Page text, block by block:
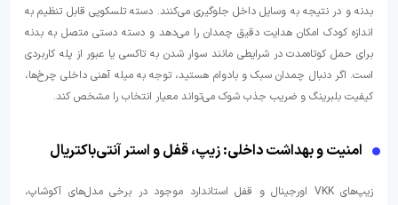
بدنه و در نتیجه به وسایل داخل جلوگیری می‌کنند. دسته تلسکوپی قابل تنظیم به
اندازه کودک امکان هدایت دقیق چمدان را می‌دهد و دسته دستی متصل به بدنه
برای حمل کوتاه‌مدت در شرایطی مانند سوار شدن به تاکسی یا عبور از پله کاربردی
است. اگر دنبال چمدان سبک و بادوام هستید، توجه به میله آهنی داخلی چرخ‌ها،
کیفیت بلبرینگ و ضریب جذب شوک می‌تواند معیار انتخاب را مشخص کند.
امنیت و بهداشت داخلی: زیپ، قفل و استر آنتی‌باکتریال
زیپ‌های VKK اورجینال و قفل استاندارد موجود در برخی مدل‌های آکوشاپ،